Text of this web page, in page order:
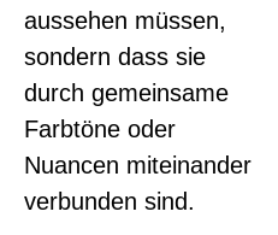
aussehen müssen,
sondern dass sie
durch gemeinsame
Farbtöne oder
Nuancen miteinander
verbunden sind.